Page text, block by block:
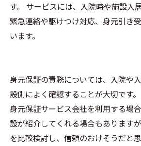
す。 サービスには、入院時や施設入
緊急連絡や駆けつけ対応、身元引き
います。
身元保証の責務については、入院や
設側によく確認することが大切です。
身元保証サービス会社を利用する場
設が紹介してくれる場合もあります
を比較検討し、信頼のおけそうだと